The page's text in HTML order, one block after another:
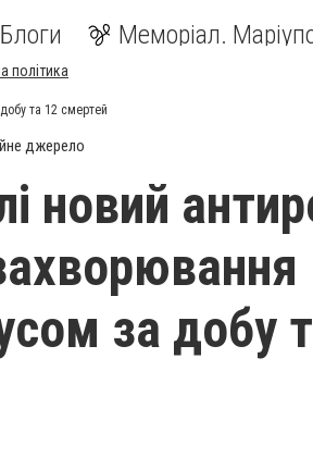
Блоги Меморіал.
політика
та 12 смертей
джерело
новий
за добу